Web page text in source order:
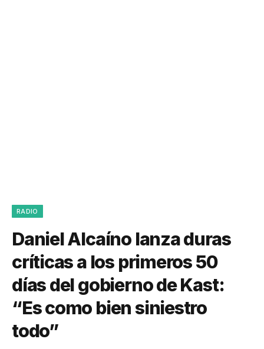
RADIO
Daniel Alcaíno lanza duras
críticas a los primeros 50
días del gobierno de Kast:
“Es como bien siniestro
todo”